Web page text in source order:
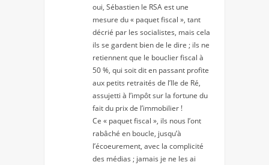
oui, Sébastien le RSA est une
mesure du « paquet fiscal », tant
décrié par les socialistes, mais cela
ils se gardent bien de le dire ; ils ne
retiennent que le bouclier fiscal à
50 %, qui soit dit en passant profite
aux petits retraités de l’Ile de Ré,
assujetti à l’impôt sur la fortune du
fait du prix de l’immobilier !
Ce « paquet fiscal », ils nous l’ont
rabâché en boucle, jusqu’à
l’écoeurement, avec la complicité
des médias ; jamais je ne les ai